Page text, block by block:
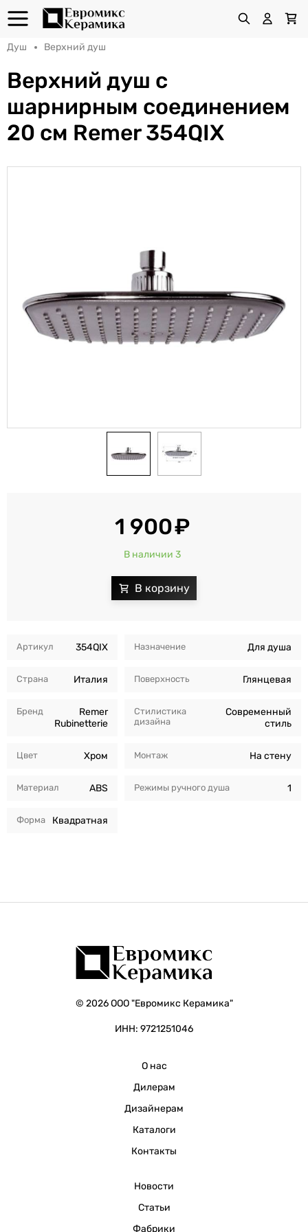
Душ Верхний душ
Верхний душ с
шарнирным соединением
20 см Remer 354QIX
Артикул 354QIX
Страна Италия
Бренд
Remer
Rubinetterie
Цвет Хром
Материал ABS
Форма Квадратная
Назначение Для душа
Поверхность Глянцевая
Стилистика
дизайна
Современный
стиль
Монтаж На стену
Режимы ручного душа 1
1 900
В наличии 3
© 2026 ООО "Евромикс Керамика"
ИНН: 9721251046
О нас
Дилерам
Дизайнерам
Каталоги
Контакты
Новости
Статьи
Фабрики